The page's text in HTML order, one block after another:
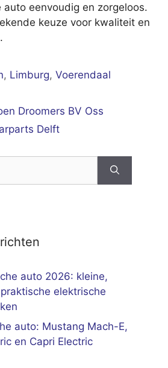
auto eenvoudig en zorgeloos.
keuze voor kwaliteit en
, Limburg,Voerendaal
Droomers BV Oss
Delft
auto 2026: kleine,
elektrische
auto: Mustang Mach-E,
en Capri Electric